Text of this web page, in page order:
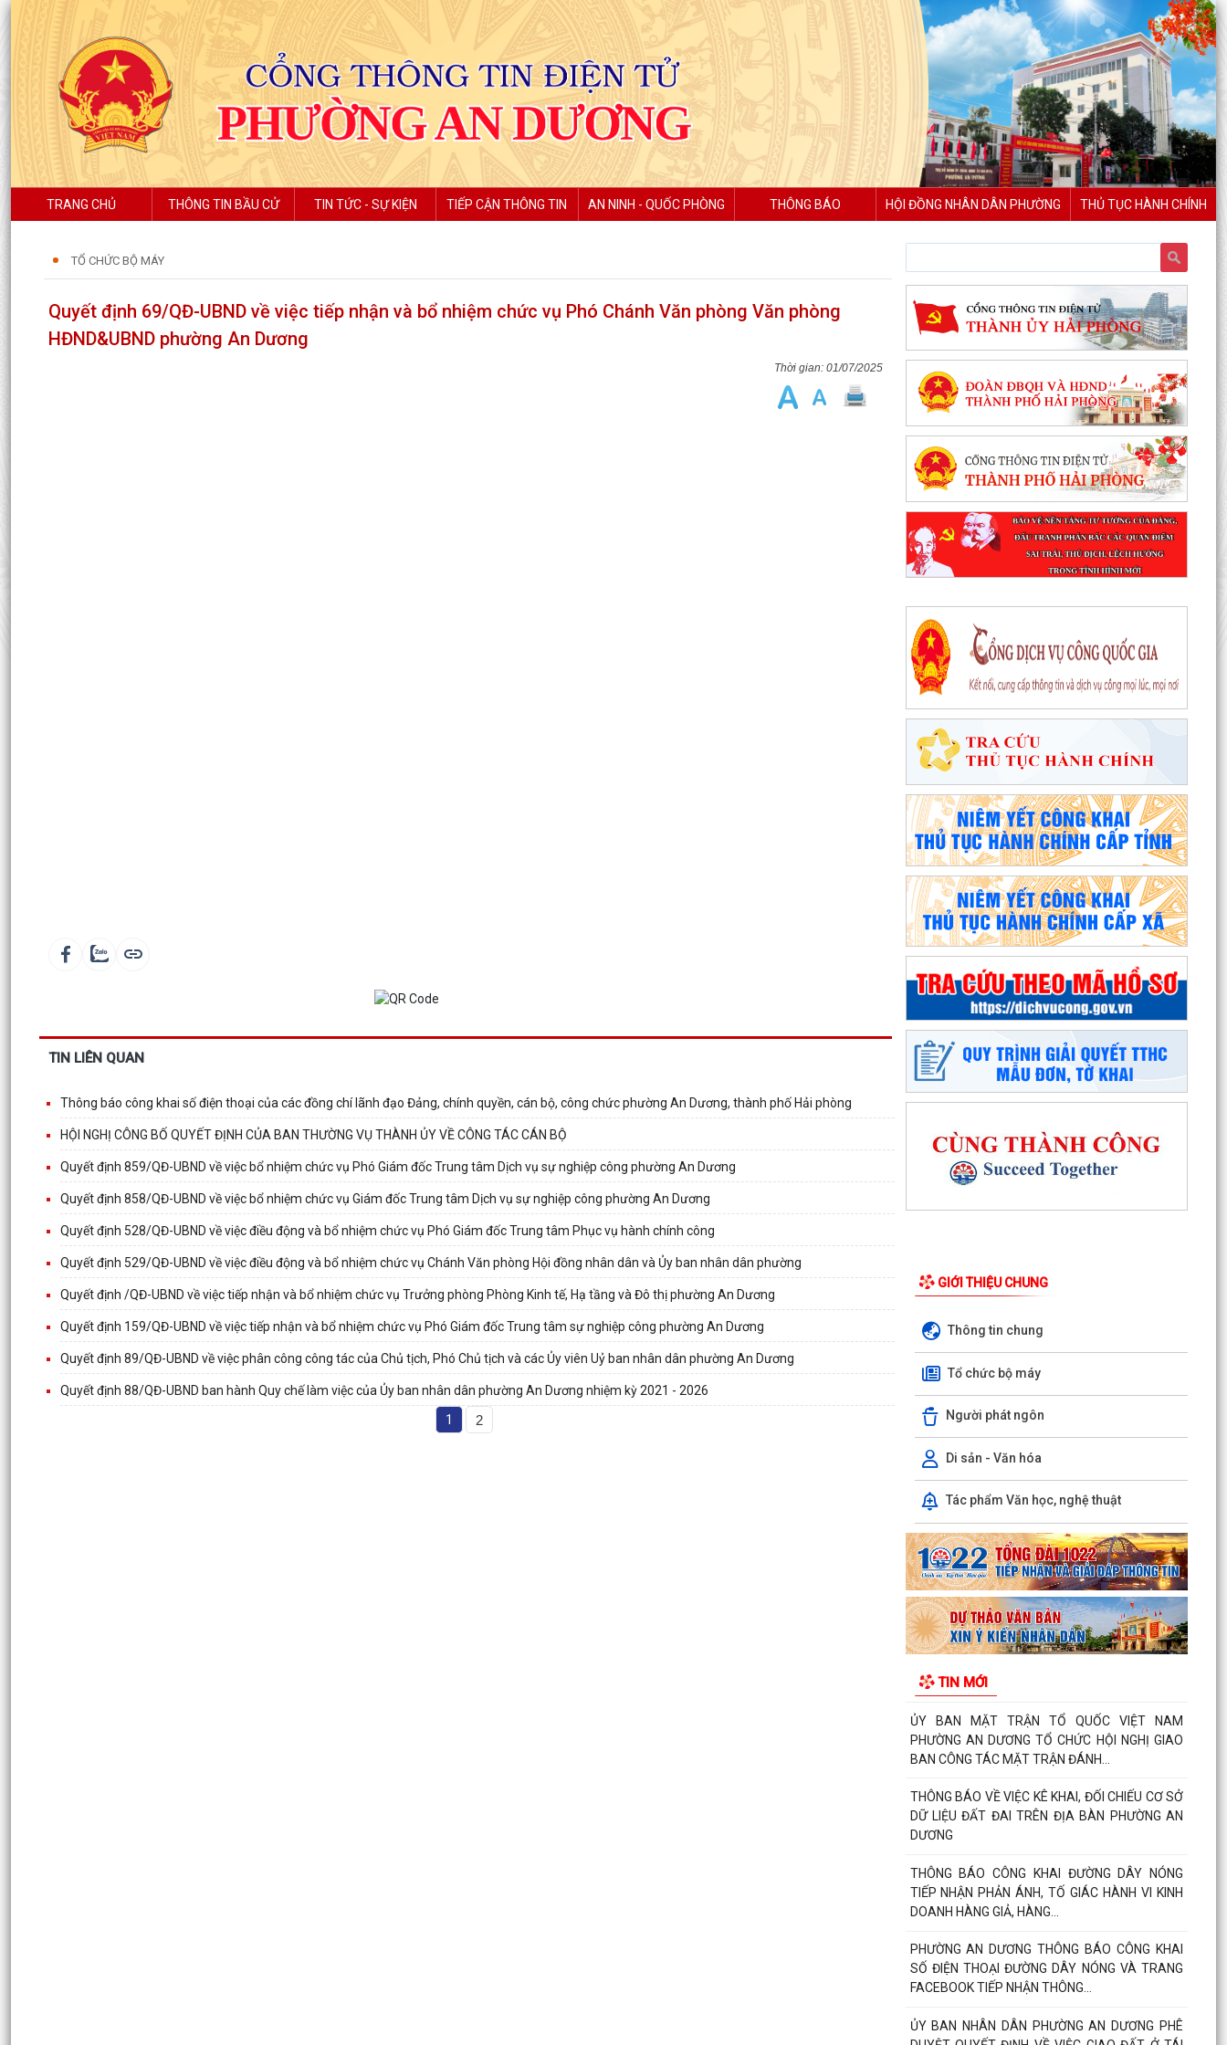
TRANG CHỦ THÔNG TIN BẦU CỬ TIN TỨC - SỰ KIỆN TIẾP CẬN THÔNG TIN AN NINH - QUỐC PHÒNG THÔNG BÁO HỘI ĐỒNG NHÂN DÂN PHƯỜNG THỦ TỤC HÀNH CHÍNH
TỔ CHỨC BỘ MÁY
Quyết định 69/QĐ-UBND về việc tiếp nhận và bổ nhiệm chức vụ Phó Chánh Văn phòng Văn phòng
HĐND&UBND phường An Dương
01/07/2025
TIN LIÊN QUAN
Thông báo công khai số điện thoại của các đồng chí lãnh đạo Đảng, chính quyền, cán bộ, công chức phường An Dương, thành phố Hải phòng
HỘI NGHỊ CÔNG BỐ QUYẾT ĐỊNH CỦA BAN THƯỜNG VỤ THÀNH ỦY VỀ CÔNG TÁC CÁN BỘ
Quyết định 859/QĐ-UBND về việc bổ nhiệm chức vụ Phó Giám đốc Trung tâm Dịch vụ sự nghiệp công phường An Dương
Quyết định 858/QĐ-UBND về việc bổ nhiệm chức vụ Giám đốc Trung tâm Dịch vụ sự nghiệp công phường An Dương
Quyết định 528/QĐ-UBND về việc điều động và bổ nhiệm chức vụ Phó Giám đốc Trung tâm Phục vụ hành chính công
Quyết định 529/QĐ-UBND về việc điều động và bổ nhiệm chức vụ Chánh Văn phòng Hội đồng nhân dân và Ủy ban nhân dân phường
Quyết định /QĐ-UBND về việc tiếp nhận và bổ nhiệm chức vụ Trưởng phòng Phòng Kinh tế, Hạ tầng và Đô thị phường An Dương
Quyết định 159/QĐ-UBND về việc tiếp nhận và bổ nhiệm chức vụ Phó Giám đốc Trung tâm sự nghiệp công phường An Dương
Quyết định 89/QĐ-UBND về việc phân công công tác của Chủ tịch, Phó Chủ tịch và các Ủy viên Uỷ ban nhân dân phường An Dương
Quyết định 88/QĐ-UBND ban hành Quy chế làm việc của Ủy ban nhân dân phường An Dương nhiệm kỳ 2021 - 2026
1 2
GIỚI THIỆU CHUNG
Thông tin chung
Tổ chức bộ máy
Người phát ngôn
Di sản - Văn hóa
Tác phẩm Văn học, nghệ thuật
TIN MỚI
Phường An Dương tổ chức bồi dưỡng, tập huấn
lý luận chính trị hè năm 2026 cho đội ngũ cán bộ
quản...
PHƯỜNG AN DƯƠNG TRIỂN KHAI QUYẾT LIỆT
CHUẨN HÓA DỮ LIỆU...
PHƯỜNG AN DƯƠNG KHÁNH THÀNH NHÀ ĐẠI
– 2030
quà người có công và gia đình chính sách nhân
kỷ niệm 79...
PHƯỜNG AN DƯƠNG TỔ CHỨC HỘI NGHỊ GIAO
BAN CÔNG TÁC MẶT TRẬN ĐÁNH...
THÔNG BÁO VỀ VIỆC KÊ KHAI, ĐỐI CHIẾU CƠ SỞ
DỮ LIỆU ĐẤT ĐAI TRÊN ĐỊA BÀN PHƯỜNG AN
DƯƠNG
THÔNG BÁO CÔNG KHAI ĐƯỜNG DÂY NÓNG
TIẾP NHẬN PHẢN ÁNH, TỐ GIÁC HÀNH VI KINH
DOANH HÀNG GIẢ, HÀNG...
PHƯỜNG AN DƯƠNG THÔNG BÁO CÔNG KHAI
SỐ ĐIỆN THOẠI ĐƯỜNG DÂY NÓNG VÀ TRANG
FACEBOOK TIẾP NHẬN THÔNG...
ỦY BAN NHÂN DÂN PHƯỜNG AN DƯƠNG PHÊ
DUYỆT QUYẾT ĐỊNH VỀ VIỆC GIAO ĐẤT Ở TÁI
ĐỊNH CƯ
HỘI LIÊN HIỆP PHỤ NỮ PHƯỜNG AN DƯƠNG
THĂM, TẶNG QUÀ MẸ VIỆT NAM ANH HÙNG VÀ
CÁC GIA ĐÌNH CHÍNH SÁCH...
Phường An Dương tổ chức hội nghị xét duyệt
giao đất tái định cư cho các hộ gia đình, cá nhân
có nhu...
Ban Chỉ huy Quân sự phường An Dương trao
Quyết định bổ nhiệm Tổ đội trưởng Ban Chỉ huy
Quân sự các...
Hội Cựu chiến binh phường An Dương tổ chức
sơ kết công tác Hội 6 tháng đầu năm 2026